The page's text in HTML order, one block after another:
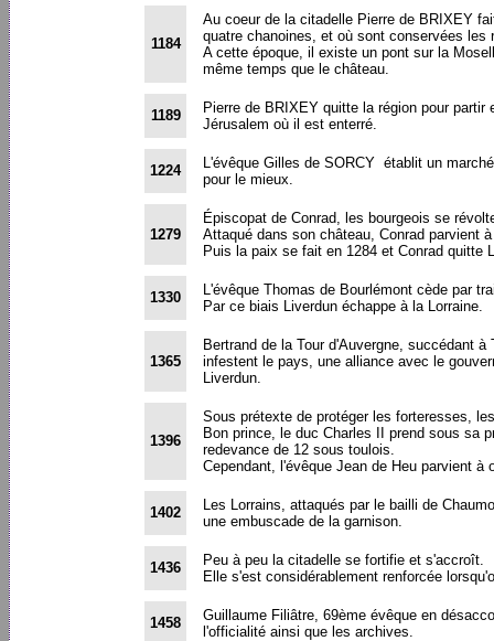
1184
Au coeur de la citadelle Pierre de BRIXEY
quatre chanoines, et où sont conservées
A cette époque, il existe un pont sur la
même temps que le château.
1189
Pierre de BRIXEY quitte la région pour
Jérusalem où il est enterré.
1224
L'évêque Gilles de SORCY établit un
pour le mieux.
1279
Épiscopat de Conrad, les bourgeois se
Attaqué dans son château, Conrad parvient
Puis la paix se fait en 1284 et Conrad quitte
1330
L'évêque Thomas de Bourlémont cède par
Par ce biais Liverdun échappe à la Lorraine.
1365
Bertrand de la Tour d'Auvergne, succédant
infestent le pays, une alliance avec le
Liverdun.
1396
Sous prétexte de protéger les forteresses,
Bon prince, le duc Charles II prend sous sa
redevance de 12 sous toulois.
Cependant, l'évêque Jean de Heu parvient à
1402
Les Lorrains, attaqués par le bailli de
une embuscade de la garnison.
1436
Peu à peu la citadelle se fortifie et s'accroît.
Elle s'est considérablement renforcée
1458
Guillaume Filiâtre, 69ème évêque en
l'officialité ainsi que les archives.